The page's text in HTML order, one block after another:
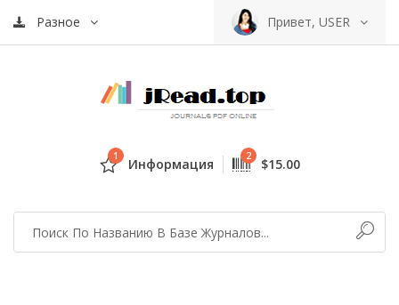
Разное Привет, USER
1 Информация 2 $15.00